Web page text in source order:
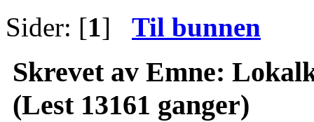
Sider: [1] Til bunnen
Skrevet av Emne:
(Lest 13161 ganger)